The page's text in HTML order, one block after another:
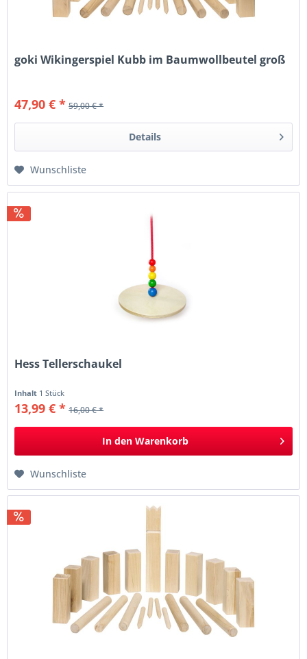
goki Wikingerspiel Kubb im Baumwollbeutel groß
47,90 € * 59,00 € *
Details
Wunschliste
Hess Tellerschaukel
Inhalt 1 Stück
13,99 € * 16,00 € *
In den Warenkorb
Wunschliste